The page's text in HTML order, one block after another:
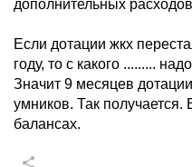
дополнительных
Если дотации жкх
году, то с какого .........
Значит 9 месяцев
умников. Так получается.
балансах.